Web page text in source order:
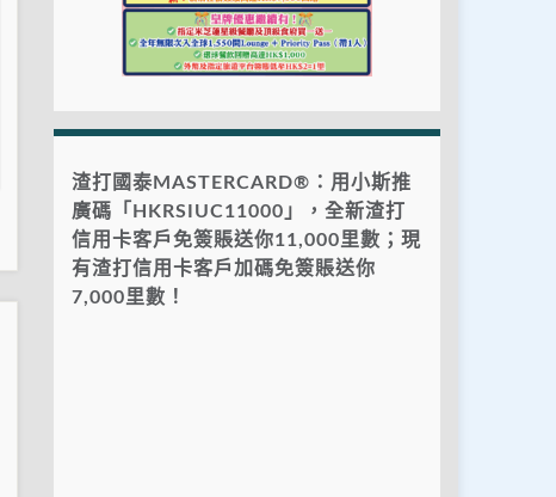
渣打國泰MASTERCARD®：用小斯推
廣碼「HKRSIUC11000」，全新渣打
信用卡客戶免簽賬送你11,000里數；現
有渣打信用卡客戶加碼免簽賬送你
7,000里數！